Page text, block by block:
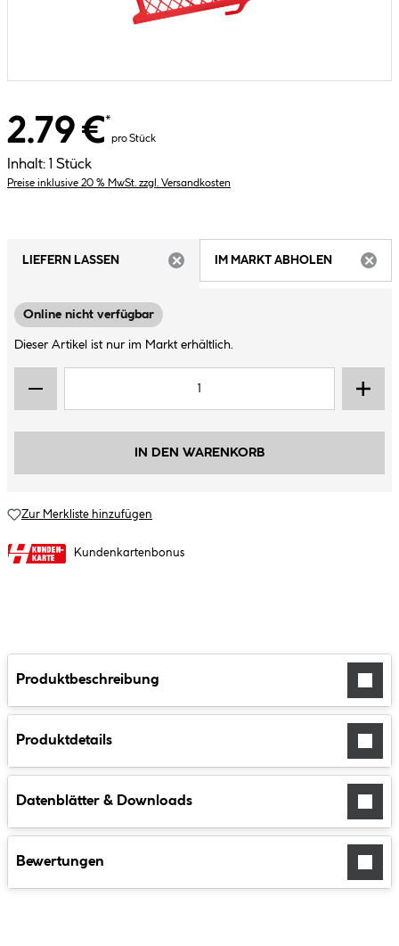
2.79 €*
pro Stück
Inhalt: 1 Stück
Preise inklusive 20 % MwSt. zzgl. Versandkosten
LIEFERN LASSEN
IM MARKT ABHOLEN
Online nicht verfügbar
Dieser Artikel ist nur im Markt erhältlich.
IN DEN WARENKORB
Zur Merkliste hinzufügen
Kundenkartenbonus
Produktbeschreibung
Produktdetails
Datenblätter & Downloads
Bewertungen